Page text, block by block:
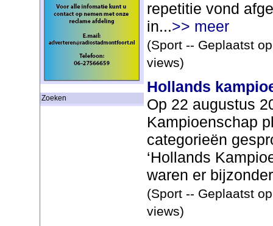
Zoeken
repetitie vond
in...>> meer
(Sport -- Geplaatst
views)
Hollands
Op 22 augustus
Kampioenschap
categorieën
‘Hollands
waren er
(Sport -- Geplaatst
views)